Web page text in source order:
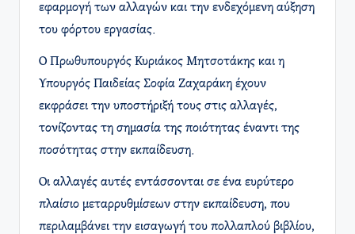
εφαρμογή των αλλαγών και την ενδεχόμενη αύξηση
του φόρτου εργασίας.
Ο Πρωθυπουργός Κυριάκος Μητσοτάκης και η
Υπουργός Παιδείας Σοφία Ζαχαράκη έχουν
εκφράσει την υποστήριξή τους στις αλλαγές,
τονίζοντας τη σημασία της ποιότητας έναντι της
ποσότητας στην εκπαίδευση.
Οι αλλαγές αυτές εντάσσονται σε ένα ευρύτερο
πλαίσιο μεταρρυθμίσεων στην εκπαίδευση, που
περιλαμβάνει την εισαγωγή του πολλαπλού βιβλίου,